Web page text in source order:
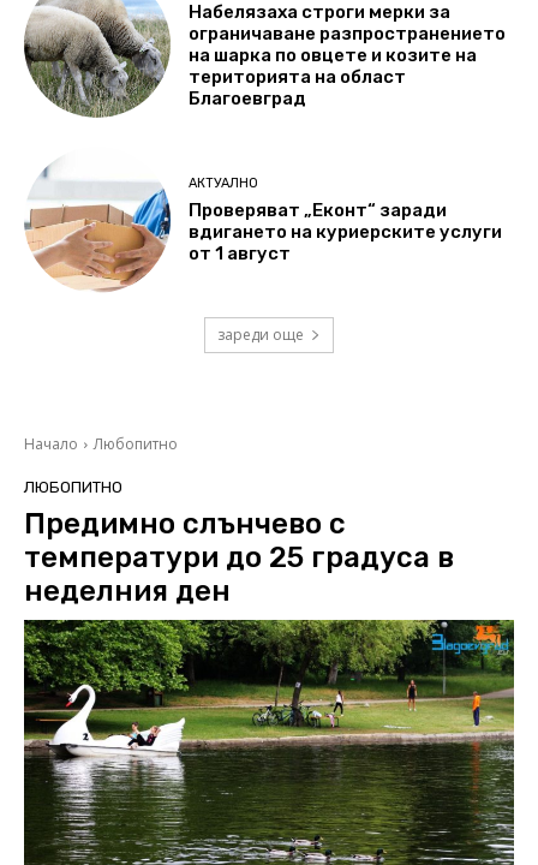
Набелязаха строги мерки за
ограничаване разпространението
на шарка по овцете и козите на
територията на област
Благоевград
АКТУАЛНО
Проверяват „Еконт“ заради
вдигането на куриерските услуги
от 1 август
зареди още